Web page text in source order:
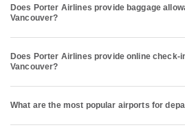
Does Porter Airlines provide baggage
Vancouver?
Does Porter Airlines provide online check-
Vancouver?
What are the most popular airports for